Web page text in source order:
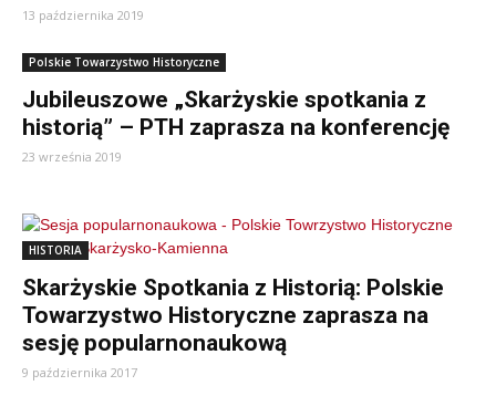
13 października 2019
Polskie Towarzystwo Historyczne
Jubileuszowe „Skarżyskie spotkania z
historią” – PTH zaprasza na konferencję
23 września 2019
HISTORIA
Skarżyskie Spotkania z Historią: Polskie
Towarzystwo Historyczne zaprasza na
sesję popularnonaukową
9 października 2017